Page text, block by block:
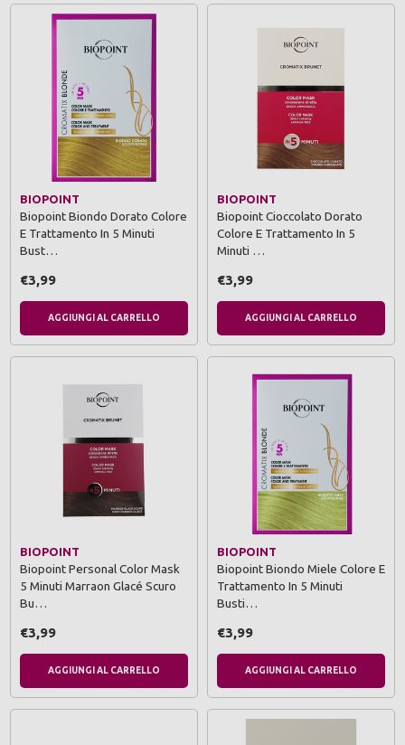
BIOPOINT
Biopoint Biondo Dorato Colore
E Trattamento In 5 Minuti
Bust…
€3,99
AGGIUNGI AL CARRELLO
BIOPOINT
Biopoint Cioccolato Dorato
Colore E Trattamento In 5
Minuti …
€3,99
AGGIUNGI AL CARRELLO
BIOPOINT
Biopoint Personal Color Mask
5 Minuti Marraon Glacé Scuro
Bu…
€3,99
AGGIUNGI AL CARRELLO
BIOPOINT
Biopoint Biondo Miele Colore E
Trattamento In 5 Minuti
Busti…
€3,99
AGGIUNGI AL CARRELLO